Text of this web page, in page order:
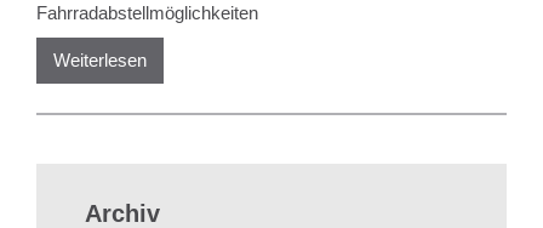
Fahrradabstellmöglichkeiten
Weiterlesen
Archiv